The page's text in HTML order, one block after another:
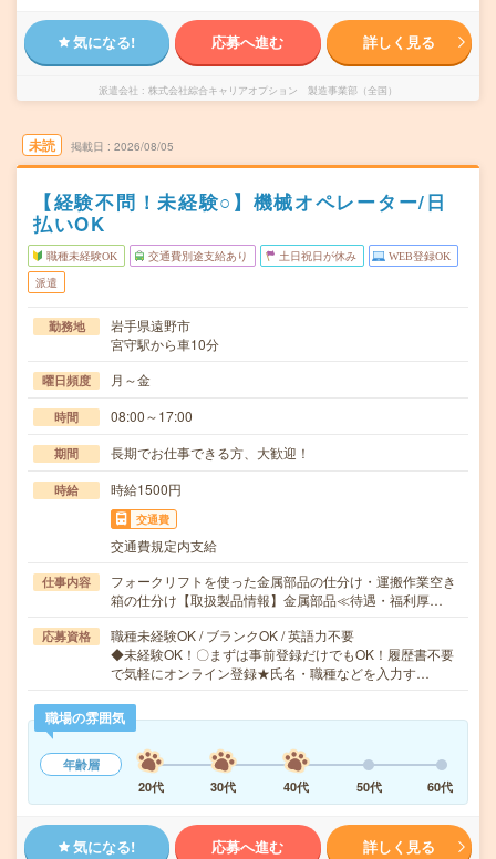
気になる! 応募へ進む 詳しく見る
派遣会社 株式会社綜合キャリアオプション 製造事業部（全国）
未読 掲載日 2026/08/05
【経験不問！未経験○】機械オペレーター/日
払いOK
職種未経験OK 交通費別途支給あり 土日祝日が休み WEB登録OK
派遣
勤務地
岩手県遠野市
宮守駅から車10分
曜日頻度 月～金
時間 08:00～17:00
期間 長期でお仕事できる方、大歓迎！
時給 時給1500円
交通費
交通費規定内支給
仕事内容
フォークリフトを使った金属部品の仕分け・運搬作業空き
箱の仕分け【取扱製品情報】金属部品≪待遇・福利厚…
応募資格
職種未経験OK / ブランクOK / 英語力不要
◆未経験OK！〇まずは事前登録だけでもOK！履歴書不要
で気軽にオンライン登録★氏名・職種などを入力す…
職場の雰囲気
年齢層
20代
30代 40代 50代 60代
気になる! 応募へ進む 詳しく見る